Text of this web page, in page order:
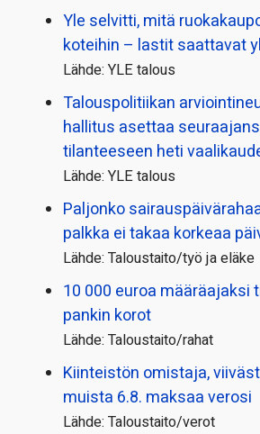
Yle selvitti, mitä
koteihin – lastit saattavat
Lähde: YLE talous
Talous­politiikan
hallitus asettaa
tilanteeseen heti
Lähde: YLE talous
Paljonko
palkka ei takaa korkeaa
Lähde: Taloustaito/työ ja eläke
10 000 euroa määräajaksi
pankin korot
Lähde: Taloustaito/rahat
Kiinteistön omistaja,
muista 6.8. maksaa verosi
Lähde: Taloustaito/verot